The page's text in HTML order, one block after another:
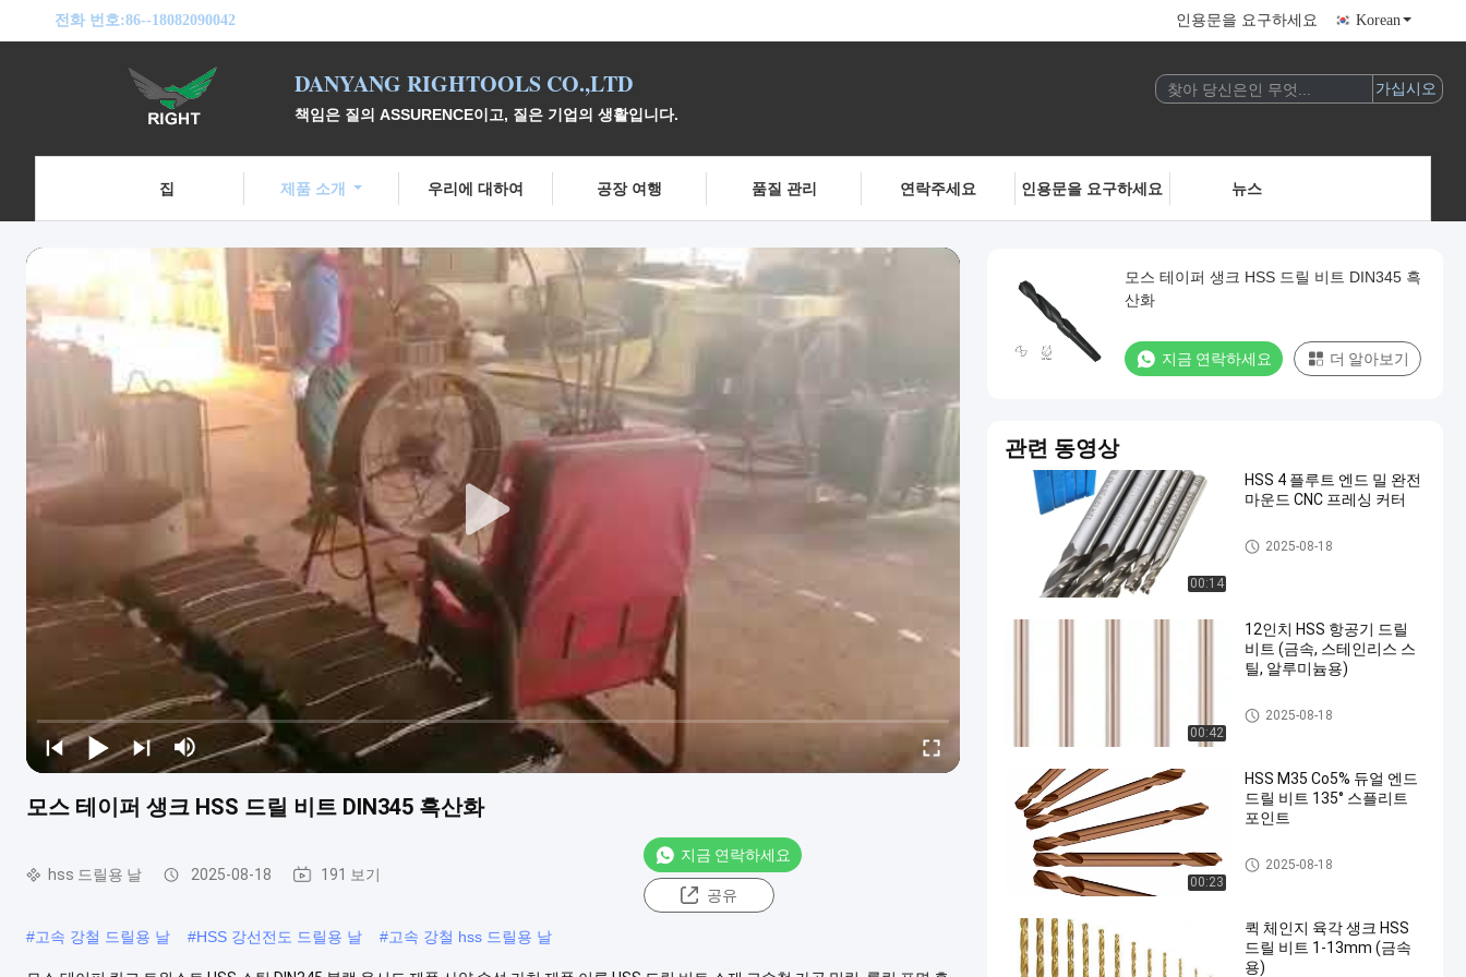
전화 번호:86--18082090042 인용문을 요구하세요 Korean
DANYANG RIGHTOOLS CO.,LTD
책임은 질의 ASSURENCE이고, 질은 기업의 생활입니다.
집 제품 소개 우리에 대하여 공장 여행 품질 관리 연락주세요 인용문을 요구하세요 뉴스
모스 테이퍼 생크 HSS 드릴 비트 DIN345 흑산화
hss 드릴용 날 2025-08-18 191 보기
지금 연락하세요
공유
#고속 강철 드릴용 날 #HSS 강선전도 드릴용 날 #고속 강철 hss 드릴용 날
모스 테이퍼 생크 HSS 드릴 비트 DIN345 흑
산화
지금 연락하세요 더 알아보기
관련 동영상
00:14
HSS 4 플루트 엔드 밀 완전
마운드 CNC 프레싱 커터
hss 드릴용 날
2025-08-18
00:42
12인치 HSS 항공기 드릴
비트 (금속, 스테인리스 스
틸, 알루미늄용)
hss 드릴용 날
2025-08-18
00:23
HSS M35 Co5% 듀얼 엔드
드릴 비트 135° 스플리트
포인트
hss 드릴용 날
2025-08-18
퀵 체인지 육각 생크 HSS
드릴 비트 1-13mm (금속
용)